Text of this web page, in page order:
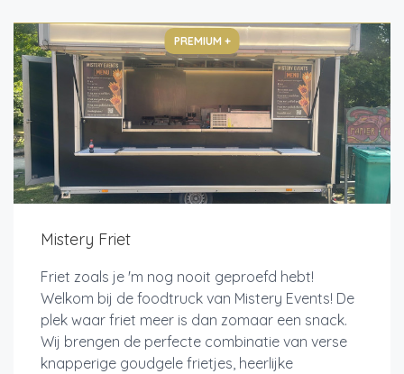
PREMIUM +
Mistery Friet
Friet zoals je 'm nog nooit geproefd hebt!
Welkom bij de foodtruck van Mistery Events! De
plek waar friet meer is dan zomaar een snack.
Wij brengen de perfecte combinatie van verse
knapperige goudgele frietjes, heerlijke